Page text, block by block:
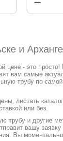
—
и
цене - это
вам самые
трубу по
листать
или без.
трубу и другие
вашу
Вы